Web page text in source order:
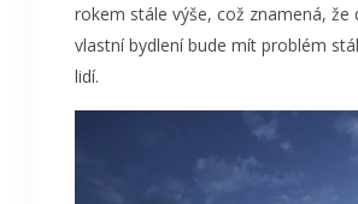
rokem stále výše, což znamená, že
vlastní bydlení bude mít problém
lidí.